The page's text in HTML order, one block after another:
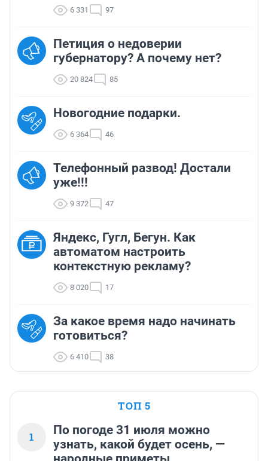
6 331 97
Петиция о недоверии
губернатору? А почему нет?
20 824 85
Новогодние подарки.
6 364 46
Телефонный развод! Достали
уже!!!
9 372 47
Яндекс, Гугл, Бегун. Как
автоматом настроить
контекстную рекламу?
8 020 17
За какое время надо начинать
готовиться?
6 410 38
ТОП 5
1
По погоде 31 июля можно
узнать, какой будет осень, —